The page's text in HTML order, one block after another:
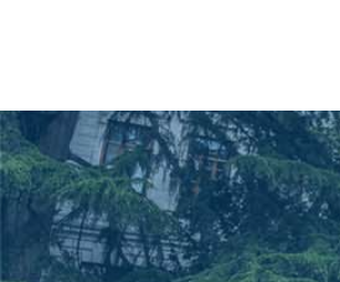
სახელობის თბილისის
სახელმწიფო